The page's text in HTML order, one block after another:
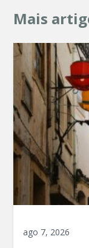
Mais
ago 7, 2026